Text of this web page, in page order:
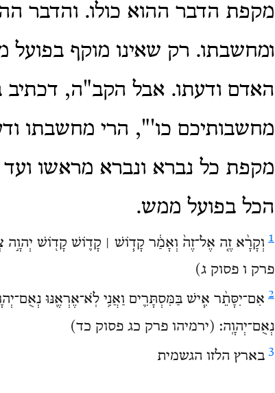
מקפת הדבר ההוא כולו. והדבר
ומחשבתו. רק שאינו מוקף
האדם ודעתו. אבל הקב"ה, דכתיב
מחשבותיכם כו'", הרי מחשבתו
מקפת כל נברא ונברא מראשו ועד
הכל בפועל ממש.
1 וְקָרָ֨א זֶ֤ה אֶל־זֶה֙ וְאָמַ֔ר קָד֧וֹשׁ ׀ קָד֛וֹשׁ קָד֖וֹשׁ
פרק ו פסוק ג)
2 אִם־יִסָּתֵ֨ר אִ֧ישׁ בַּמִּסְתָּרִ֛ים וַאֲנִ֥י לֹֽא־אֶרְאֶ֖נּוּ
נְאֻם־יְהוָֽה: (ירמיהו פרק כג פסוק כד)
3 בארץ הלזו הגשמית